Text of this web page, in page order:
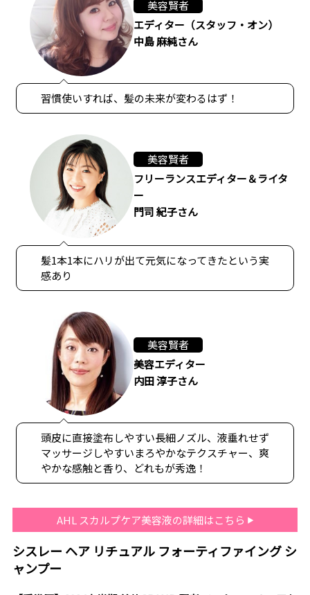
美容賢者
エディター（スタッフ・オン）
中島 麻純さん
習慣使いすれば、髪の未来が変わるはず！
美容賢者
フリーランスエディター＆ライタ
ー
門司 紀子さん
髪1本1本にハリが出て元気になってきたという実
感あり
美容賢者
美容エディター
内田 淳子さん
頭皮に直接塗布しやすい長細ノズル、液垂れせず
マッサージしやすいまろやかなテクスチャー、爽
やかな感触と香り、どれもが秀逸！
AHL スカルプケア美容液の詳細はこちら
シスレー ヘア リチュアル フォーティファイング シ
ャンプー